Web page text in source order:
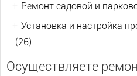
+ Ремонт садовой и
+ Установка и настройка
(26)
Осуществляете